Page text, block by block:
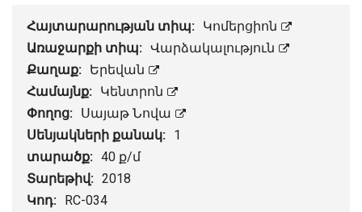
Հայտարարության տիպ: Կոմերցիոն
Առաջարքի տիպ: Վարձակալություն
Քաղաք: Երեվան
Համայնք: Կենտրոն
Փողոց: Սայաթ Նովա
Սենյակների քանակ: 1
տարածք: 40 ք/մ
Տարեթիվ: 2018
Կոդ: RC-034